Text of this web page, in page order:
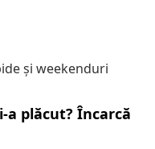
și weekenduri
a plăcut? Încarcă